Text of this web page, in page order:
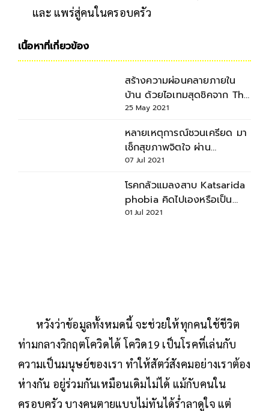
และ แพร่สู่คนในครอบครัว
เนื้อหาที่เกี่ยวข้อง
สร้างความผ่อนคลายภายใน
บ้าน ด้วยไอเทมสุดชิคจาก The
Selected
25 May 2021
หลายเหตุการณ์ชวนเครียด มา
เช็กสุขภาพจิตใจ ผ่าน
MENTAL HEALTH CHECK
07 Jul 2021
โรคกลัวแมลงสาบ Katsarida
phobia คิดไปเองหรือเป็น
จริง?
01 Jul 2021
หวังว่าข้อมูลทั้งหมดนี้ จะช่วยให้ทุกคนใช้ชีวิต
ท่ามกลางวิกฤตโควิดได้ โควิด19 เป็นโรคที่เล่นกับ
ความเป็นมนุษย์ของเรา ทำให้สัตว์สังคมอย่างเราต้อง
ห่างกัน อยู่ร่วมกันเหมือนเดิมไม่ได้ แม้กับคนใน
ครอบครัว บางคนตายแบบไม่ทันได้ร่ำลาดูใจ แต่